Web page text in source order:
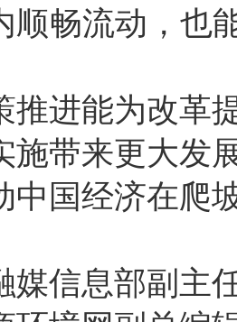
顺畅流动，也
推进能为改革
施带来更大发
中国经济在爬
媒信息部副主